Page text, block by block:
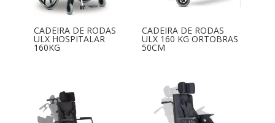
CADEIRA DE RODAS
ULX HOSPITALAR
160KG
CADEIRA DE RODAS
ULX 160 KG ORTOBRAS
50CM